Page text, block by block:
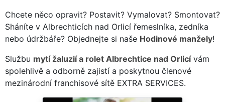
Chcete něco opravit? Postavit? Vymalovat? Smontovat?
Sháníte v Albrechticích nad Orlicí řemeslníka, zedníka
nebo údržbáře? Objednejte si naše Hodinové manžely!
Službu mytí žaluzií a rolet Albrechtice nad Orlicívám
spolehlivě a odborně zajistí a poskytnou členové
mezinárodní franchisové sítě EXTRA SERVICES.